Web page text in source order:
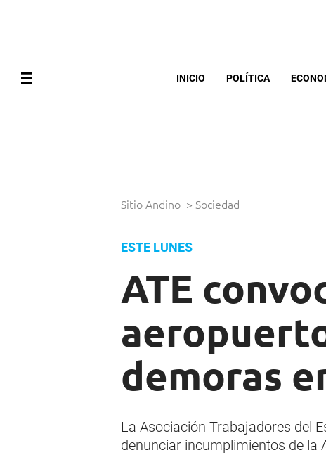
INICIO POLÍTICA
Sitio Andino > Sociedad
ESTE LUNES
ATE
demoras
La Asociación Trabajadores del
denunciar incumplimientos de la